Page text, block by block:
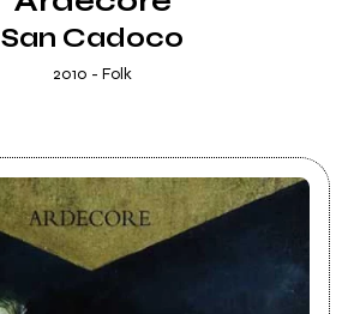
San Cadoco
2010 - Folk